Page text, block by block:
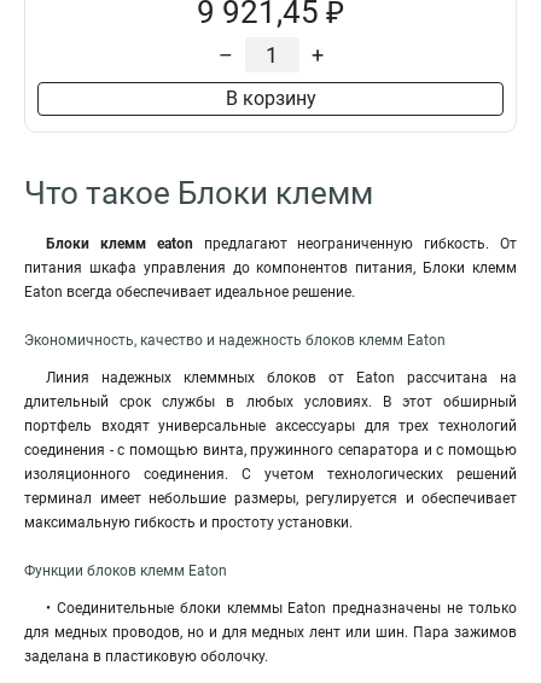
9 921,45 ₽
– +
В корзину
Что такое Блоки клемм
Блоки клемм eaton предлагают неограниченную гибкость. От
питания шкафа управления до компонентов питания, Блоки клемм
Eaton всегда обеспечивает идеальное решение.
Экономичность, качество и надежность блоков клемм Eaton
Линия надежных клеммных блоков от Eaton рассчитана на
длительный срок службы в любых условиях. В этот обширный
портфель входят универсальные аксессуары для трех технологий
соединения - с помощью винта, пружинного сепаратора и с помощью
изоляционного соединения. С учетом технологических решений
терминал имеет небольшие размеры, регулируется и обеспечивает
максимальную гибкость и простоту установки.
Функции блоков клемм Eaton
• Соединительные блоки клеммы Eaton предназначены не только
для медных проводов, но и для медных лент или шин. Пара зажимов
заделана в пластиковую оболочку.